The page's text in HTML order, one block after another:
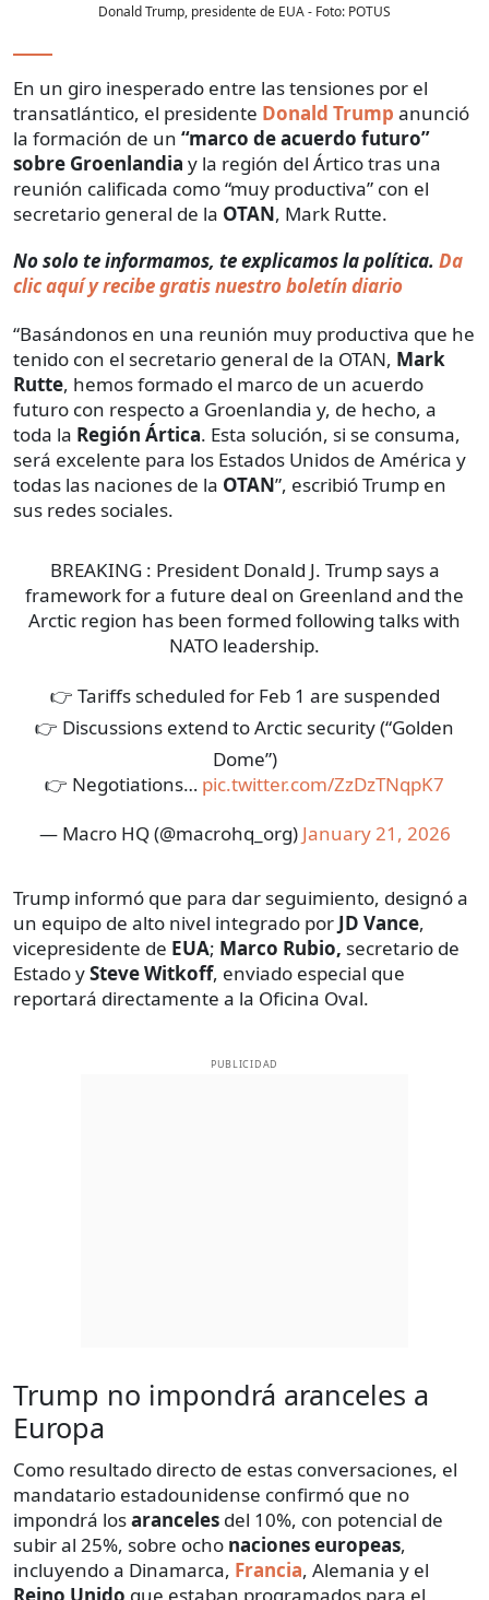
Donald Trump, presidente de EUA- Foto: POTUS
En un giro inesperado entre las tensiones por el
transatlántico, el presidente Donald Trump anunció
la formación de un “marco de acuerdo futuro”
sobre Groenlandia y la región del Ártico tras una
reunión calificada como “muy productiva” con el
secretario general de la OTAN, Mark Rutte.
No solo te informamos, te explicamos la política. Da
clic aquí y recibe gratis nuestro boletín diario
“Basándonos en una reunión muy productiva que he
tenido con el secretario general de la OTAN, Mark
Rutte, hemos formado el marco de un acuerdo
futuro con respecto a Groenlandia y, de hecho, a
toda la Región Ártica. Esta solución, si se consuma,
será excelente para los Estados Unidos de América y
todas las naciones de la OTAN”, escribió Trump en
sus redes sociales.
BREAKING : President Donald J. Trump says a
framework for a future deal on Greenland and the
Arctic region has been formed following talks with
NATO leadership.
👉 Tariffs scheduled for Feb 1 are suspended
👉 Discussions extend to Arctic security (“Golden
Dome”)
👉 Negotiations… pic.twitter.com/ZzDzTNqpK7
— Macro HQ (@macrohq_org) January 21, 2026
Trump informó que para dar seguimiento, designó a
un equipo de alto nivel integrado por JD Vance,
vicepresidente de EUA; Marco Rubio, secretario de
Estado ySteve Witkoff, enviado especial que
reportará directamente a la Oficina Oval.
PUBLICIDAD
Trump no impondrá aranceles a
Europa
Como resultado directo de estas conversaciones, el
mandatario estadounidense confirmó que no
impondrá losaranceles del 10%, con potencial de
subir al 25%, sobre ocho naciones europeas,
incluyendo a Dinamarca, Francia, Alemania y el